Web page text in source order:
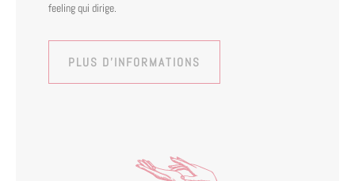
feeling qui dirige.
PLUS D'INFORMATIONS